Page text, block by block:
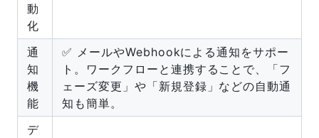
動
化
通
知
機
能
✅ メールやWebhookによる通知をサポー
ト。ワークフローと連携することで、「フ
ェーズ変更」や「新規登録」などの自動通
知も簡単。
デ